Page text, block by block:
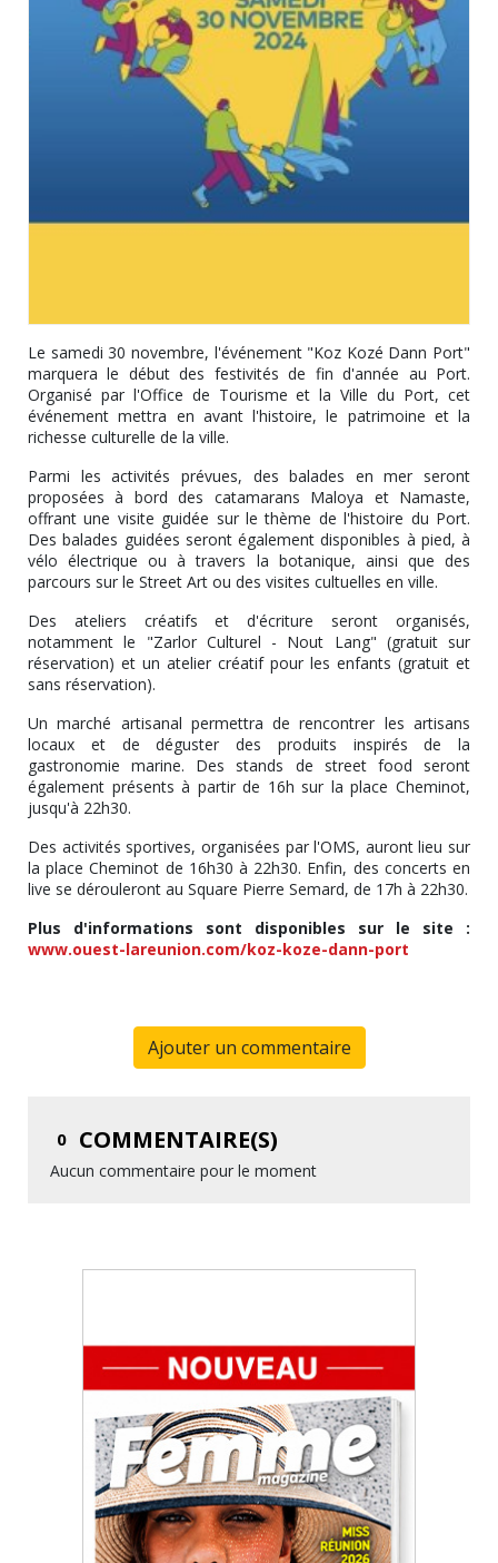
Le samedi 30 novembre, l'événement "Koz Kozé Dann Port"
marquera le début des festivités de fin d'année au Port.
Organisé par l'Office de Tourisme et la Ville du Port, cet
événement mettra en avant l'histoire, le patrimoine et la
richesse culturelle de la ville.
Parmi les activités prévues, des balades en mer seront
proposées à bord des catamarans Maloya et Namaste,
offrant une visite guidée sur le thème de l'histoire du Port.
Des balades guidées seront également disponibles à pied, à
vélo électrique ou à travers la botanique, ainsi que des
parcours sur le Street Art ou des visites cultuelles en ville.
Des ateliers créatifs et d'écriture seront organisés,
notamment le "Zarlor Culturel - Nout Lang" (gratuit sur
réservation) et un atelier créatif pour les enfants (gratuit et
sans réservation).
Un marché artisanal permettra de rencontrer les artisans
locaux et de déguster des produits inspirés de la
gastronomie marine. Des stands de street food seront
également présents à partir de 16h sur la place Cheminot,
jusqu'à 22h30.
Des activités sportives, organisées par l'OMS, auront lieu sur
la place Cheminot de 16h30 à 22h30. Enfin, des concerts en
live se dérouleront au Square Pierre Semard, de 17h à 22h30.
Plus d'informations sont disponibles sur le site :
www.ouest-lareunion.com/koz-koze-dann-port
Ajouter un commentaire
0 COMMENTAIRE(S)
Aucun commentaire pour le moment